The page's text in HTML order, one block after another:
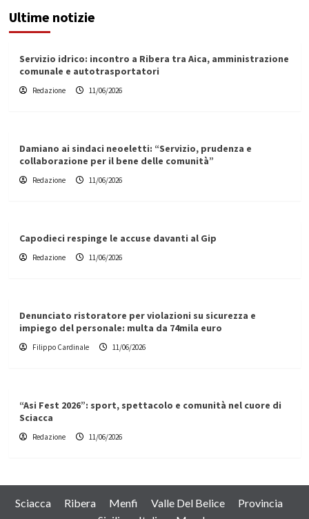
Ultime notizie
Servizio idrico: incontro a Ribera tra Aica, amministrazione
comunale e autotrasportatori
Redazione 11/06/2026
Damiano ai sindaci neoeletti: “Servizio, prudenza e
collaborazione per il bene delle comunità”
Redazione 11/06/2026
Capodieci respinge le accuse davanti al Gip
Redazione 11/06/2026
Denunciato ristoratore per violazioni su sicurezza e
impiego del personale: multa da 74mila euro
Filippo Cardinale 11/06/2026
“Asi Fest 2026”: sport, spettacolo e comunità nel cuore di
Sciacca
Redazione 11/06/2026
Sciacca Ribera Menfi Valle Del Belice
Provincia